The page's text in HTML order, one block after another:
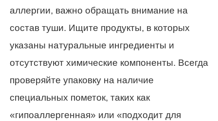
аллергии, важно обращать внимание на
состав туши. Ищите продукты, в которых
указаны натуральные ингредиенты и
отсутствуют химические компоненты. Всегда
проверяйте упаковку на наличие
специальных пометок, таких как
«гипоаллергенная» или «подходит для